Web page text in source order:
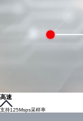
高速
支持125Msps采样率